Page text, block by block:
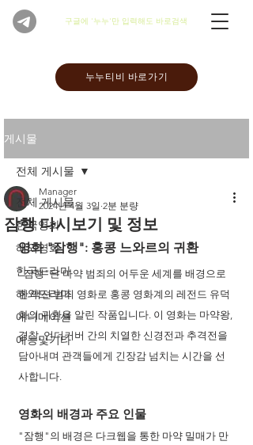
​구글에 '누누'만 입력해도 바로검색
누누티비 바로가기
게시물
전체 게시물
한국영화
해외영화
한국드라마
해외드라마
애니메이션
예능및기타
전체 게시물
잠행 다시보기 및 정보
Manager
2024년 4월 3일 2분 분량
영화 "잠행": 홍콩 느와르의 귀환
"잠행"은 마약 범죄의 어두운 세계를 배경으로
한 액션 범죄 영화로 홍콩 영화계의 레전드 유덕
화의 귀환을 알린 작품입니다. 이 영화는 마약왕,
경찰, 언더커버 간의 치열한 신경전과 추격전을
담아내며 관객들에게 긴장감 넘치는 시간을 선
사합니다.
영화의 배경과 주요 인물
"잠행"의 배경은 다크웹을 통한 마약 밀매가 만